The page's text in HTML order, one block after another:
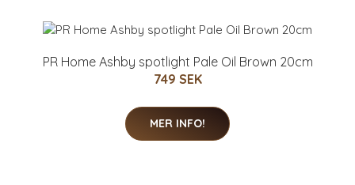
PR Home Ashby spotlight Pale Oil Brown 20cm
749 SEK
MER INFO!